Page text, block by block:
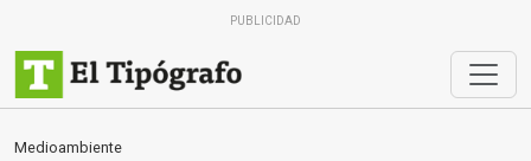
PUBLICIDAD
Medioambiente